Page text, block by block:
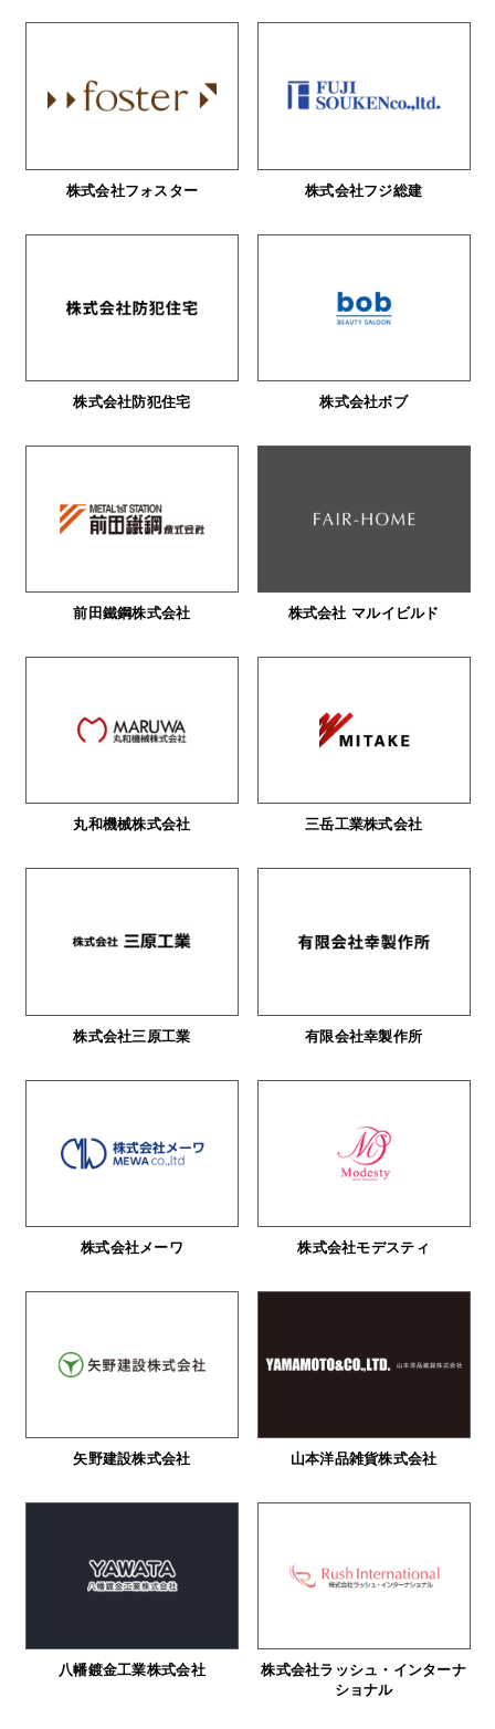
株式会社フォスター 株式会社フジ総建
株式会社防犯住宅 株式会社ボブ
前田鐵鋼株式会社 株式会社 マルイビルド
丸和機械株式会社 三岳工業株式会社
株式会社三原工業 有限会社幸製作所
株式会社メーワ 株式会社モデスティ
矢野建設株式会社 山本洋品雑貨株式会社
八幡鍍金工業株式会社
株式会社ラッシュ・インターナ
ショナル